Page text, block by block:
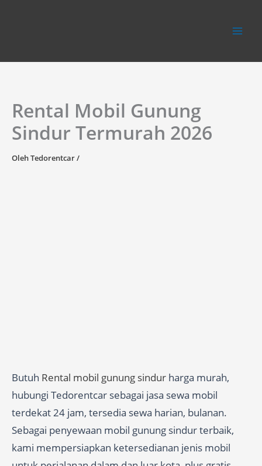
Rental Mobil Gunung
Sindur Termurah 2026
OlehTedorentcar/
Butuh Rental mobil gunung sindur harga murah,
hubungi Tedorentcar sebagai jasa sewa mobil
terdekat 24 jam, tersedia sewa harian, bulanan.
Sebagai penyewaan mobil gunung sindur terbaik,
kami mempersiapkan ketersedianan jenis mobil